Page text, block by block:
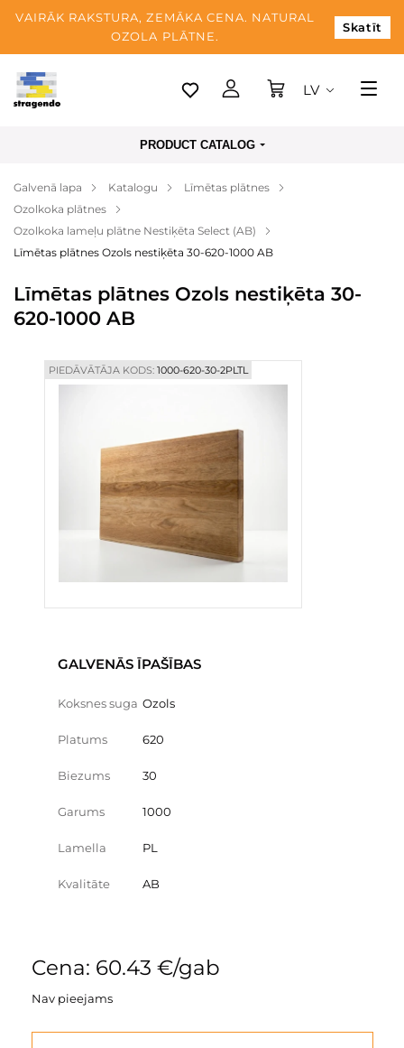
VAIRĀK RAKSTURA, ZEMĀKA CENA. NATURAL
OZOLA PLĀTNE.
Skatīt
Tallina
Apmaksa
Par mums
Blogs
Kontaktinformācija
LV
PRODUCT CATALOG
Galvenā lapa Katalogu
Līmētas plātnes
Ozolkoka plātnes
Ozolkoka lameļu plātne Nestiķēta Select (AB)
Līmētas plātnes Ozols nestiķēta 30-620-1000 AB
Līmētas plātnes Ozols nestiķēta 30-
620-1000 AB
PIEDĀVĀTĀJA KODS:1000-620-30-2PLTL
GALVENĀS ĪPAŠĪBAS
Koksnes suga Ozols
Platums 620
Biezums 30
Garums 1000
Lamella PL
Kvalitāte AB
Cena: 60.43 €/gab
Nav pieejams